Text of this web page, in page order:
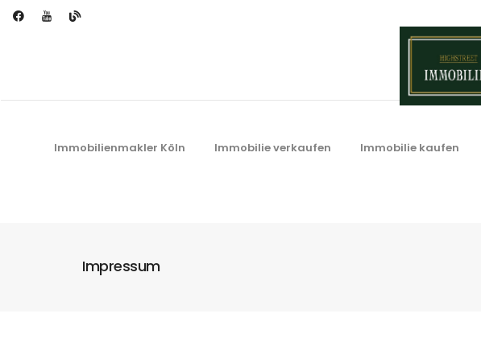
Immobilienmakler Köln Immobilie verkaufen Immobilie kaufen
Impressum